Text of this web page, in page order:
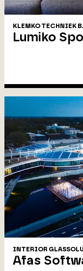
KLEMKO TECHNIEK
Lumiko
INTERIOR
Afas